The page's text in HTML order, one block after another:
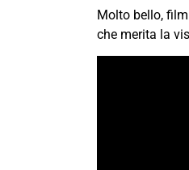
Molto bello,
che merita la